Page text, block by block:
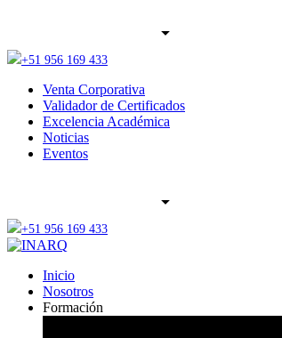
+51 956 169 433
Venta Corporativa
Validador de Certificados
Excelencia Académica
Noticias
Eventos
+51 956 169 433
Inicio
Nosotros
Formación